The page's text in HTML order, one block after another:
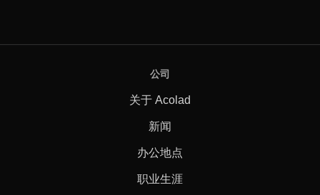
公司
关于 Acolad
新闻
办公地点
职业生涯